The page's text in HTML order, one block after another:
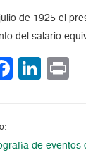
de 1925 el
del salario
de eventos